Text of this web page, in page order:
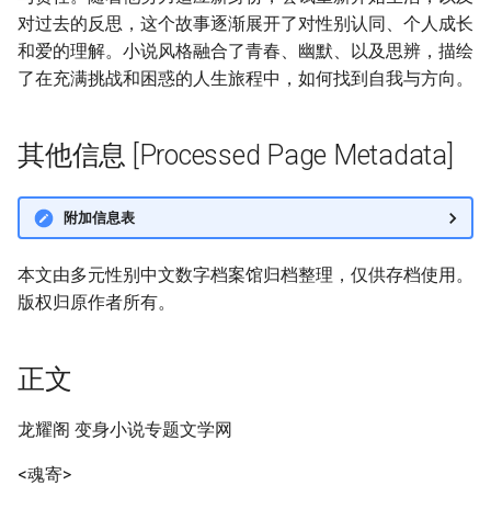
对过去的反思，这个故事逐渐展开了对性别认同、个人成长
和爱的理解。小说风格融合了青春、幽默、以及思辨，描绘
了在充满挑战和困惑的人生旅程中，如何找到自我与方向。
其他信息 [Processed Page Metadata]
附加信息表
本文由多元性别中文数字档案馆归档整理，仅供存档使用。
版权归原作者所有。
正文
龙耀阁 变身小说专题文学网
<魂寄>